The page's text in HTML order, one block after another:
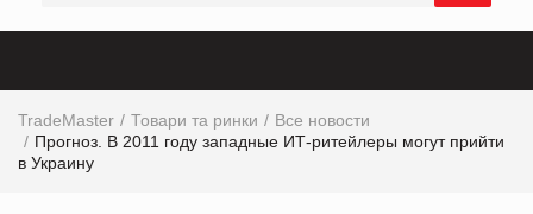
TradeMaster Товари та ринки
Все новости
Прогноз. В 2011 году западные ИТ-ритейлеры могут прийти
в Украину